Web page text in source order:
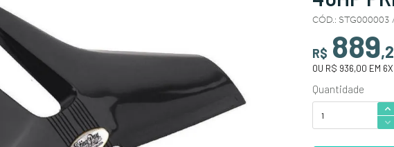
CÓD.: STG000003
R$ 889,
OU R$ 936,00 EM 6